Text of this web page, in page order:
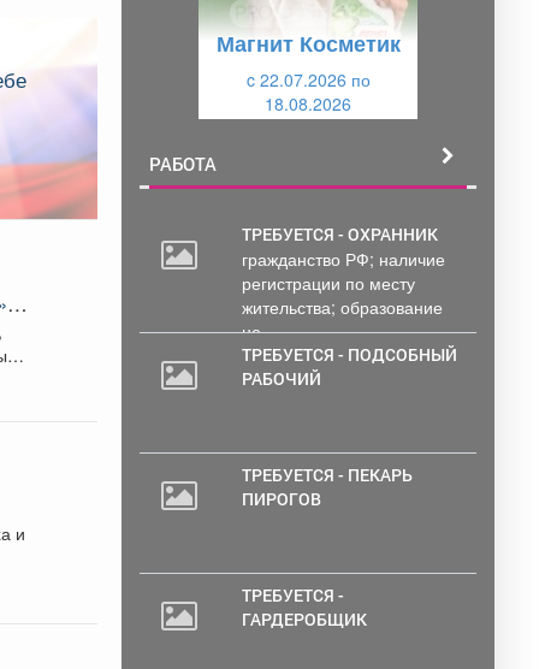
и
Магнит Косметик
c 22.07.2026 по
18.08.2026
РАБОТА
ТРЕБУЕТСЯ - ОХРАННИК
гражданство РФ; наличие
регистрации по месту
жительства; образование
не...
ТРЕБУЕТСЯ - ПОДСОБНЫЙ
РАБОЧИЙ
ТРЕБУЕТСЯ - ПЕКАРЬ
ПИРОГОВ
ТРЕБУЕТСЯ -
ГАРДЕРОБЩИК